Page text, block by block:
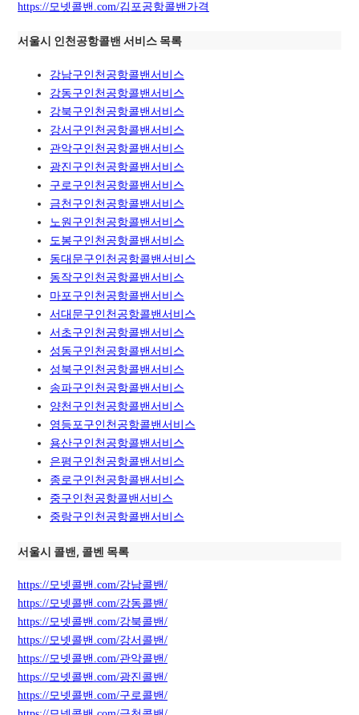
https://모넷콜밴.com/김포공항콜밴가격
서울시 인천공항콜밴 서비스 목록
강남구인천공항콜밴서비스
강동구인천공항콜밴서비스
강북구인천공항콜밴서비스
강서구인천공항콜밴서비스
관악구인천공항콜밴서비스
광진구인천공항콜밴서비스
구로구인천공항콜밴서비스
금천구인천공항콜밴서비스
노원구인천공항콜밴서비스
도봉구인천공항콜밴서비스
동대문구인천공항콜밴서비스
동작구인천공항콜밴서비스
마포구인천공항콜밴서비스
서대문구인천공항콜밴서비스
서초구인천공항콜밴서비스
성동구인천공항콜밴서비스
성북구인천공항콜밴서비스
송파구인천공항콜밴서비스
양천구인천공항콜밴서비스
영등포구인천공항콜밴서비스
용산구인천공항콜밴서비스
은평구인천공항콜밴서비스
종로구인천공항콜밴서비스
중구인천공항콜밴서비스
중랑구인천공항콜밴서비스
서울시 콜밴, 콜벤 목록
https://모넷콜밴.com/강남콜밴/
https://모넷콜밴.com/강동콜밴/
https://모넷콜밴.com/강북콜밴/
https://모넷콜밴.com/강서콜밴/
https://모넷콜밴.com/관악콜밴/
https://모넷콜밴.com/광진콜밴/
https://모넷콜밴.com/구로콜밴/